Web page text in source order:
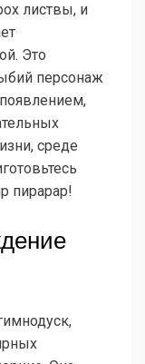
листвы, и
Это
персонаж
среде
пирарар!